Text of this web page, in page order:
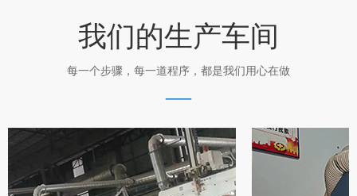
我们的生产车间
每一个步骤，每一道程序，都是我们用心在做
—